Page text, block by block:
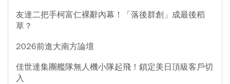
友達二把手柯富仁裸辭內幕！「落後群創」成最後稻
草？
2026前進大南方論壇
佳世達集團艦隊無人機小隊起飛！鎖定美日頂級客戶切
入